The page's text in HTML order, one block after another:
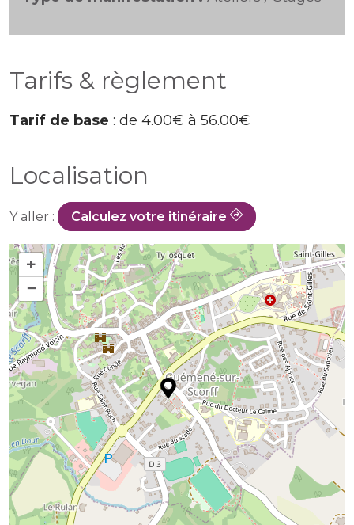
Tarifs & règlement
Tarif de base : de 4.00€ à 56.00€
Localisation
Y aller : Calculez votre itinéraire
+
−